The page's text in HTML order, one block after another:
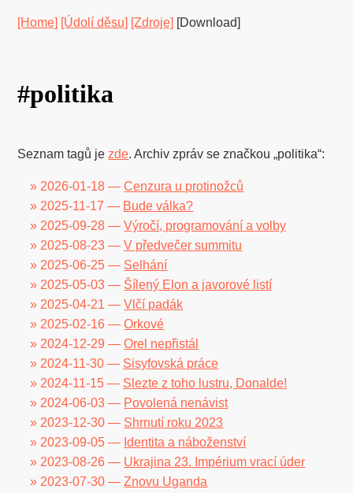
[Home] [Údolí děsu] [Zdroje] [Download]
#politika
Seznam tagů je zde. Archiv zpráv se značkou „politika“:
» 2026-01-18 —Cenzura u protinožců
» 2025-11-17 — Bude válka?
» 2025-09-28 —Výročí, programování a volby
» 2025-08-23 —V předvečer summitu
» 2025-06-25 — Selhání
» 2025-05-03 — Šílený Elon a javorové listí
» 2025-04-21 —Vlčí padák
» 2025-02-16 —Orkové
» 2024-12-29 —Orel nepřistál
» 2024-11-30 — Sisyfovská práce
» 2024-11-15 — Slezte z toho lustru, Donalde!
» 2024-06-03 — Povolená nenávist
» 2023-12-30 — Shrnutí roku 2023
» 2023-09-05 — Identita a náboženství
» 2023-08-26 — Ukrajina 23. Impérium vrací úder
» 2023-07-30 —Znovu Uganda